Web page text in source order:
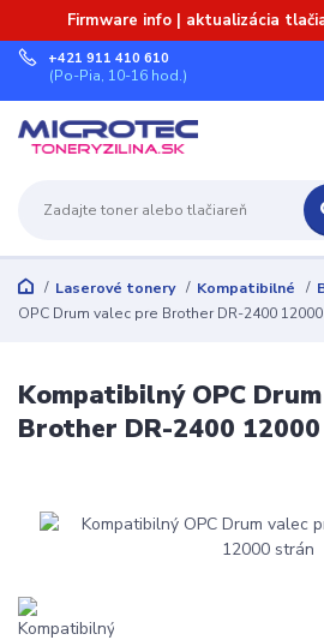
Firmware info | aktualizácia
+421 911 410 610
(Po-Pia, 10-16 hod.)
Laserové tonery Kompatibilné
OPC Drum valec pre Brother DR-2400
Kompatibilný OPC
Brother DR-2400